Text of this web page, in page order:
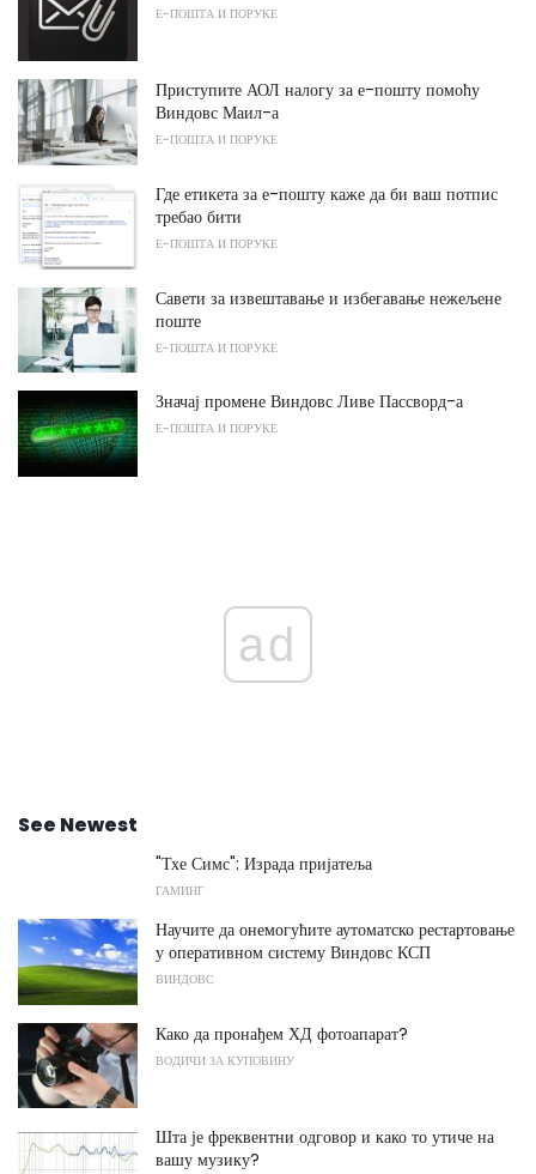
Е-ПОШТА И ПОРУКЕ
Приступите АОЛ налогу за е-пошту помоћу
Виндовс Маил-а
Е-ПОШТА И ПОРУКЕ
Где етикета за е-пошту каже да би ваш потпис
требао бити
Е-ПОШТА И ПОРУКЕ
Савети за извештавање и избегавање нежељене
поште
Е-ПОШТА И ПОРУКЕ
Значај промене Виндовс Ливе Пассворд-а
Е-ПОШТА И ПОРУКЕ
ad
See Newest
"Тхе Симс": Израда пријатеља
ГАМИНГ
Научите да онемогућите аутоматско рестартовање
у оперативном систему Виндовс КСП
ВИНДОВС
Како да пронађем ХД фотоапарат?
ВОДИЧИ ЗА КУПОВИНУ
Шта је фреквентни одговор и како то утиче на
вашу музику?